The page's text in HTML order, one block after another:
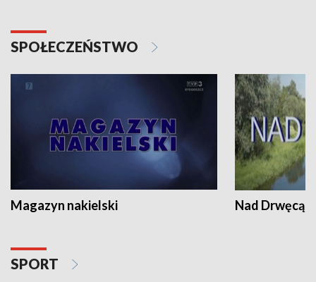
SPOŁECZEŃSTWO
Magazyn nakielski Nad Drwęcą
SPORT